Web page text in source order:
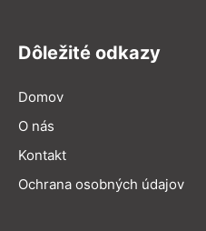
Dôležité odkazy
Domov
O nás
Kontakt
Ochrana osobných údajov